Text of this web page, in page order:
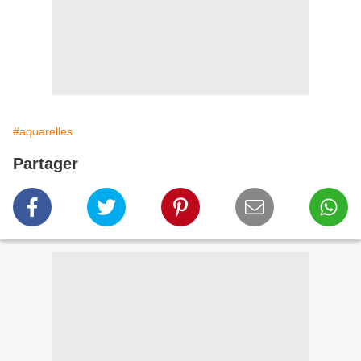
#aquarelles
Partager